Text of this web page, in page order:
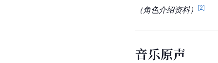
（角色介绍资料） [2]
音乐原声